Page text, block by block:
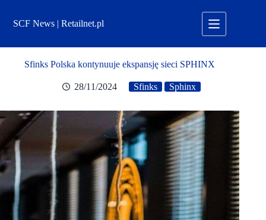
treściSCF News | Retailnet.pl
Sfinks Polska kontynuuje ekspansję sieci SPHINX
28/11/2024 Sfinks Sphinx